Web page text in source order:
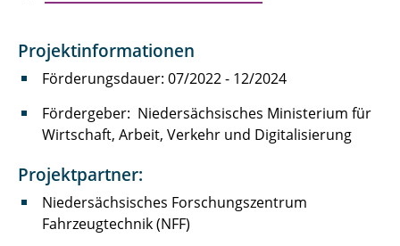
lautlos&einsatzbereit
LifeCycling²
LISA4CL
NEWBIE
Projektinformationen
Förderungsdauer: 07/2022 - 12/2024
Fördergeber: Niedersächsisches Ministerium für
Wirtschaft, Arbeit, Verkehr und Digitalisierung
Projektpartner:
Niedersächsisches Forschungszentrum
Fahrzeugtechnik (NFF)